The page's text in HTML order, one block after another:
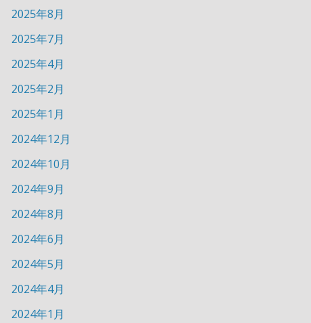
2025年8月
2025年7月
2025年4月
2025年2月
2025年1月
2024年12月
2024年10月
2024年9月
2024年8月
2024年6月
2024年5月
2024年4月
2024年1月